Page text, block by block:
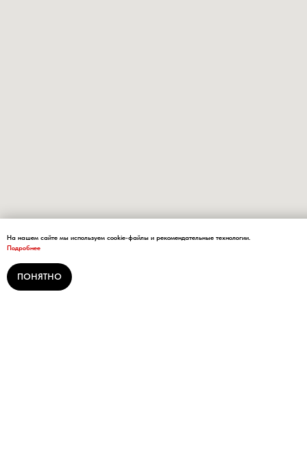
На нашем сайте мы используем cookie-файлы и рекомендательные технологии.
Подробнее
ПОНЯТНО